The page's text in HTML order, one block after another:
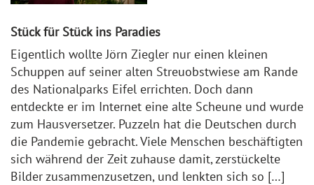
Stück für Stück ins Paradies
Eigentlich wollte Jörn Ziegler nur einen kleinen
Schuppen auf seiner alten Streuobstwiese am Rande
des Nationalparks Eifel errichten. Doch dann
entdeckte er im Internet eine alte Scheune und wurde
zum Hausversetzer. Puzzeln hat die Deutschen durch
die Pandemie gebracht. Viele Menschen beschäftigten
sich während der Zeit zuhause damit, zerstückelte
Bilder zusammenzusetzen, und lenkten sich so […]